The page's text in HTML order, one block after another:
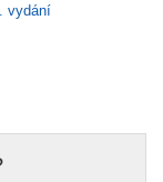
vydání